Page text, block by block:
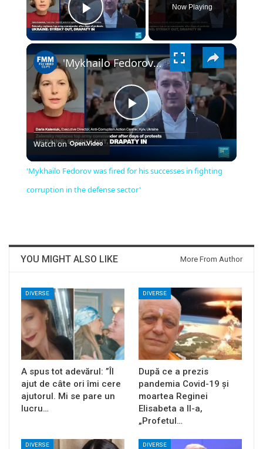
PLAY
VIDEO
Now Playing
×
PLAY
VIDEO
'Mykhailo Fedorov was fired for his successes in fighting corruption in the defense sector'
Watch on
'Mykhailo Fedorov was fired for his successes in fighting
corruption in the defense sector'
YOU MIGHT ALSO LIKE More From Author
DIVERSE
A spus tot adevărul: ”Îl
ajut de câte ori îmi cere
ajutorul. Mi se pare un
lucru…
DIVERSE
După ce a prezis
pandemia Covid-19 și
moartea Reginei
Elisabeta a II-a,
„Profetul…
DIVERSE DIVERSE